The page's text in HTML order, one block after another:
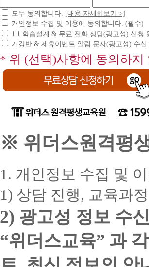
모두 동의합니다.
[내용 자세히보기 >]
개인정보 수집 및 이용에 동의합니다. (필수)
1:1 학습설계 & 무료 전화 상담(광고성) 신청
개강반 & 제휴이벤트 알림 문자(광고성) 수신
* 위 (선택)사항에 동의하지
※ 위더스원격평
1. 개인정보 수집 및
1) 상담 진행, 교육과
2) 광고성 정보 수
“위더스교육” 과